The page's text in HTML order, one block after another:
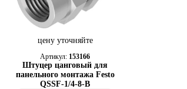
цену уточняйте
Артикул: 153166
Штуцер цанговый для
панельного монтажа Festo
QSSF-1/4-8-B